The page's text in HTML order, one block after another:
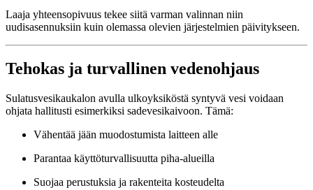
Laaja yhteensopivuus tekee siitä varman valinnan niin
uudisasennuksiin kuin olemassa olevien järjestelmien päivitykseen.
Tehokas ja turvallinen vedenohjaus
Sulatusvesikaukalon avulla ulkoyksiköstä syntyvä vesi voidaan
ohjata hallitusti esimerkiksi sadevesikaivoon. Tämä:
Vähentää jään muodostumista laitteen alle
Parantaa käyttöturvallisuutta piha-alueilla
Suojaa perustuksia ja rakenteita kosteudelta